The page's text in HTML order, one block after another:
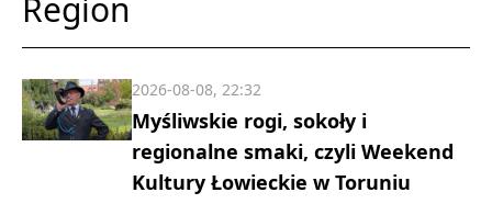
Region
Myśliwskie rogi, sokoły i
regionalne smaki, czyli Weekend
Kultury Łowieckie w Toruniu
2026-08-08, 22:32